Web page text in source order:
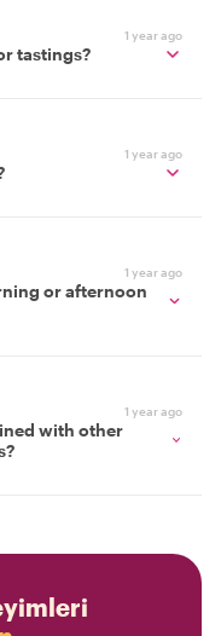
1 year ago
tastings?
1 year ago
1 year ago
or afternoon
1 year ago
with other